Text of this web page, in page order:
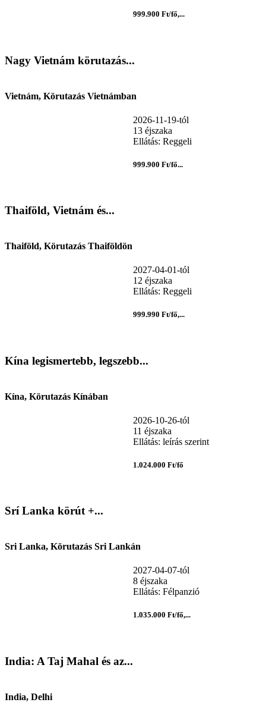
999.900 Ft/fő,...
Nagy Vietnám körutazás...
Vietnám, Körutazás Vietnámban
2026-11-19-tól
13 éjszaka
Ellátás: Reggeli
999.900 Ft/fő...
Thaiföld, Vietnám és...
Thaiföld, Körutazás Thaiföldön
2027-04-01-tól
12 éjszaka
Ellátás: Reggeli
999.990 Ft/fő,...
Kína legismertebb, legszebb...
Kína, Körutazás Kínában
2026-10-26-tól
11 éjszaka
Ellátás: leírás szerint
1.024.000 Ft/fő
Srí Lanka körút +...
Sri Lanka, Körutazás Sri Lankán
2027-04-07-tól
8 éjszaka
Ellátás: Félpanzió
1.035.000 Ft/fő,...
India: A Taj Mahal és az...
India, Delhi